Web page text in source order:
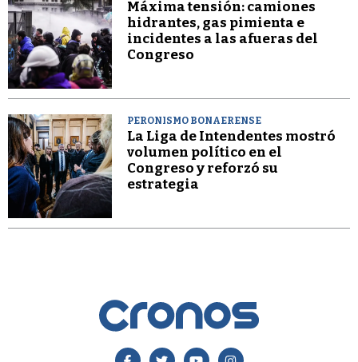
Máxima tensión: camiones
hidrantes, gas pimienta e
incidentes a las afueras del
Congreso
PERONISMO BONAERENSE
La Liga de Intendentes mostró
volumen político en el
Congreso y reforzó su
estrategia